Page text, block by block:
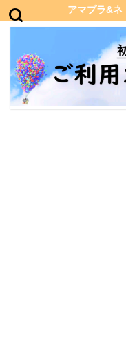
アマプラ&ネ